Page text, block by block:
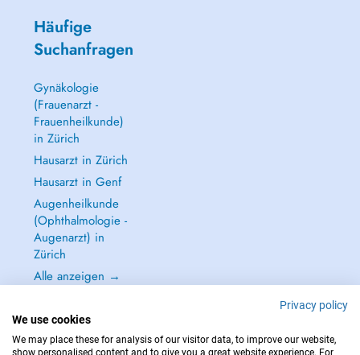
Häufige
Suchanfragen
Gynäkologie
(Frauenarzt -
Frauenheilkunde)
in Zürich
Hausarzt in Zürich
Hausarzt in Genf
Augenheilkunde
(Ophthalmologie -
Augenarzt) in
Zürich
Alle anzeigen →
Privacy policy
We use cookies
We may place these for analysis of our visitor data, to improve our website,
show personalised content and to give you a great website experience. For